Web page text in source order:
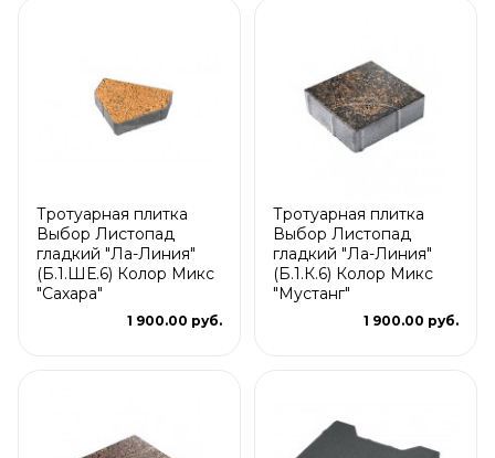
Тротуарная плитка
Выбор Листопад
гладкий "Ла-Линия"
(Б.1.ШЕ.6) Колор Микс
"Сахара"
1 900.00 руб.
Тротуарная плитка
Выбор Листопад
гладкий "Ла-Линия"
(Б.1.К.6) Колор Микс
"Мустанг"
1 900.00 руб.